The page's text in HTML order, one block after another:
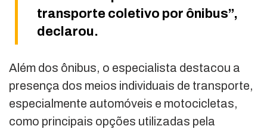
transporte coletivo por ônibus”,
declarou.
Além dos ônibus, o especialista destacou a
presença dos meios individuais de transporte,
especialmente automóveis e motocicletas,
como principais opções utilizadas pela